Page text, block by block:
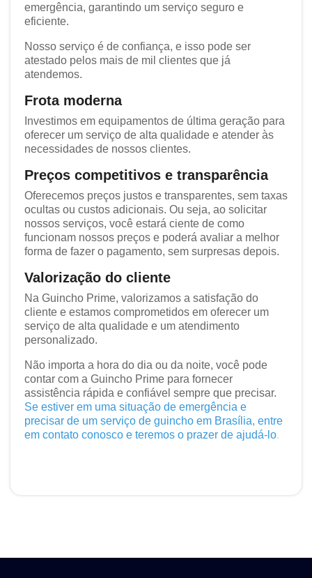
emergência, garantindo um serviço seguro e
eficiente.
Nosso serviço é de confiança, e isso pode ser
atestado pelos mais de mil clientes que já
atendemos.
Frota moderna
Investimos em equipamentos de última geração para
oferecer um serviço de alta qualidade e atender às
necessidades de nossos clientes.
Preços competitivos e transparência
Oferecemos preços justos e transparentes, sem taxas
ocultas ou custos adicionais. Ou seja, ao solicitar
nossos serviços, você estará ciente de como
funcionam nossos preços e poderá avaliar a melhor
forma de fazer o pagamento, sem surpresas depois.
Valorização do cliente
Na Guincho Prime, valorizamos a satisfação do
cliente e estamos comprometidos em oferecer um
serviço de alta qualidade e um atendimento
personalizado.
Não importa a hora do dia ou da noite, você pode
contar com a Guincho Prime para fornecer
assistência rápida e confiável sempre que precisar.
Se estiver em uma situação de emergência e
precisar de um serviço de guincho em Brasília, entre
em contato conosco e teremos o prazer de ajudá-lo.